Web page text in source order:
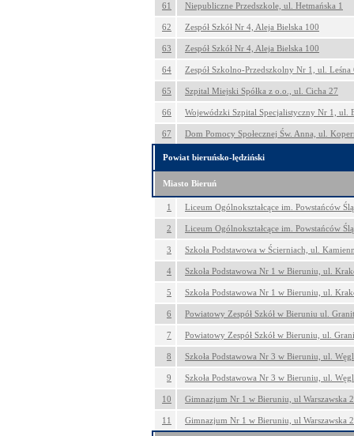
61 Niepubliczne Przedszkole, ul. Hetmańska 1
62 Zespół Szkół Nr 4, Aleja Bielska 100
63 Zespół Szkół Nr 4, Aleja Bielska 100
64 Zespół Szkolno-Przedszkolny Nr 1, ul. Leśna
65 Szpital Miejski Spółka z o.o., ul. Cicha 27
66 Wojewódzki Szpital Specjalistyczny Nr 1, ul.
67 Dom Pomocy Społecznej Św. Anna, ul.
Powiat bieruńsko-lędziński
Miasto Bieruń
1 Liceum Ogólnokształcące im. Powstańców
2 Liceum Ogólnokształcące im. Powstańców
3 Szkoła Podstawowa w Ścierniach, ul.
4 Szkoła Podstawowa Nr 1 w Bieruniu, ul.
5 Szkoła Podstawowa Nr 1 w Bieruniu, ul.
6 Powiatowy Zespół Szkół w Bieruniu ul.
7 Powiatowy Zespół Szkół w Bieruniu, ul.
8 Szkoła Podstawowa Nr 3 w Bieruniu, ul.
9 Szkoła Podstawowa Nr 3 w Bieruniu, ul.
10 Gimnazjum Nr 1 w Bieruniu, ul Warszawska
11 Gimnazjum Nr 1 w Bieruniu, ul Warszawska